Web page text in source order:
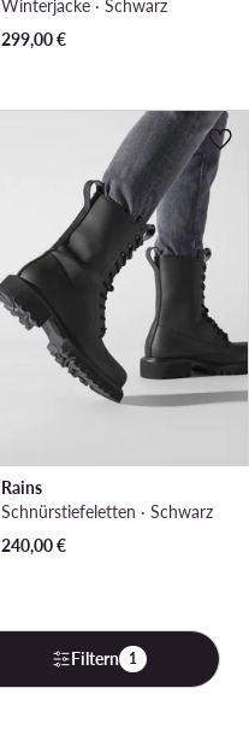
Winterjacke · Schwarz
299,00€
Rains
Schnürstiefeletten · Schwarz
240,00€
Filtern 1